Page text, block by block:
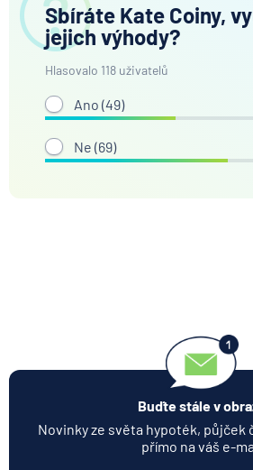
Sbíráte Kate Coiny,
jejich výhody?
Hlasovalo 118 uživatelů
Ano (49)
Ne (69)
Buďte stále v
Novinky ze světa hypoték, půjček
přímo na váš e-